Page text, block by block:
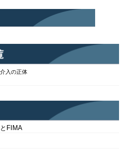
入の正体
FIMA